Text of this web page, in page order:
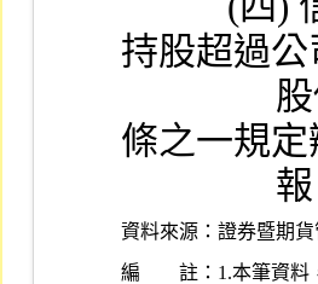
持股超過
條之一規定
資料來源： 證券暨期貨
編 註： 1.本筆資料